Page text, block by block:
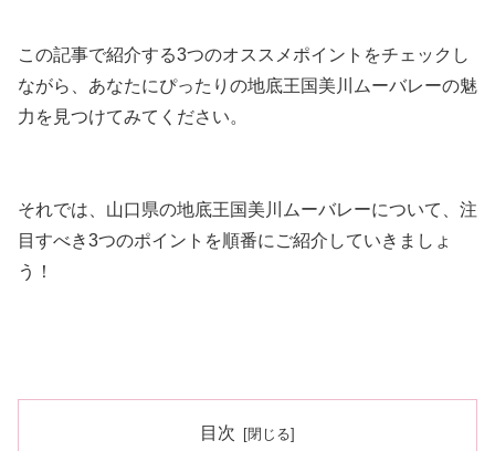
この記事で紹介する3つのオススメポイントをチェックし
ながら、あなたにぴったりの地底王国美川ムーバレーの魅
力を見つけてみてください。
それでは、山口県の地底王国美川ムーバレーについて、注
目すべき3つのポイントを順番にご紹介していきましょ
う！
目次